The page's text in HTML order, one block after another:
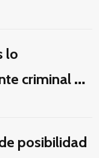
lo
criminal es
viendo
posibilidad